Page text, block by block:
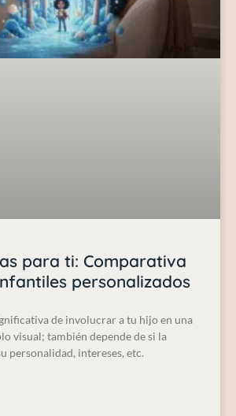
para ti: Comparativa
personalizados
de involucrar a tu hijo en una
visual; también depende de si la
personalidad, intereses, etc.